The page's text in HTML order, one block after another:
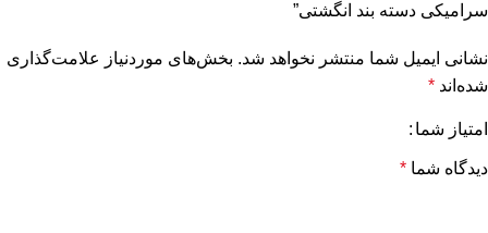
سرامیکی دسته بند انگشتی”
نشانی ایمیل شما منتشر نخواهد شد. بخش‌های موردنیاز علامت‌گذاری
شده‌اند *
امتیاز شما
دیدگاه شما *